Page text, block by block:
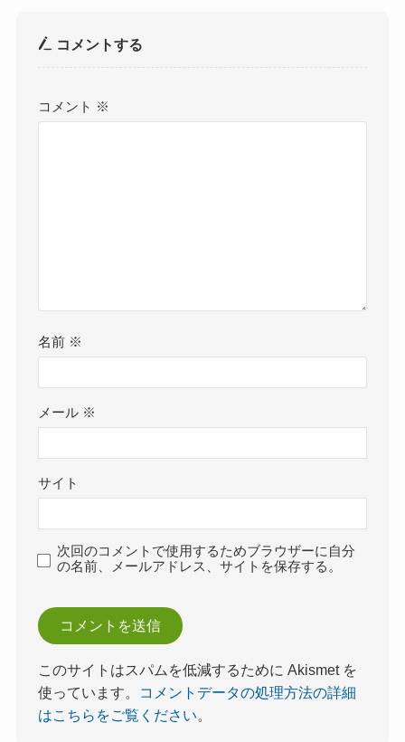
コメントする
コメント ※
名前 ※
メール ※
サイト
次回のコメントで使用するためブラウザーに自分
の名前、メールアドレス、サイトを保存する。
このサイトはスパムを低減するために Akismet を
使っています。
コメントデータの処理方法の詳細
はこちらをご覧ください。